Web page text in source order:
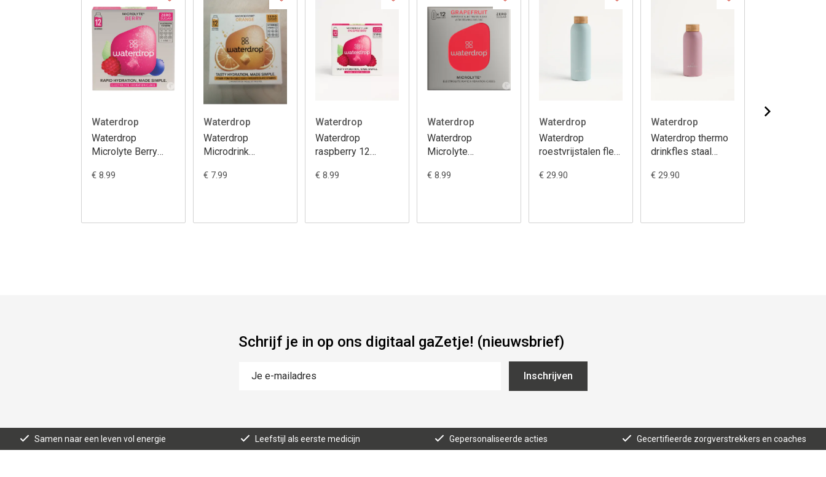
Waterdrop
Waterdrop
Microlyte Berry
Hydration Cubes
€ 8.99
Waterdrop
Waterdrop
Microdrink
Sinaasappel 12x2g
€ 7.99
Waterdrop
Waterdrop
raspberry 12
€ 8.99
Waterdrop
Waterdrop
Microlyte
Grapefruit
€ 8.99
Waterdrop
Waterdrop
roestvrijstalen fles
€ 29.90
Waterdrop
Waterdrop thermo
drinkfles staal
€ 29.90
Schrijf je in op ons digitaal gaZetje! (nieuwsbrief)
Inschrijven
Samen naar een leven vol energie Leefstijl als eerste medicijn Gepersonaliseerde acties Gecertifieerde zorgverstrekkers en coaches